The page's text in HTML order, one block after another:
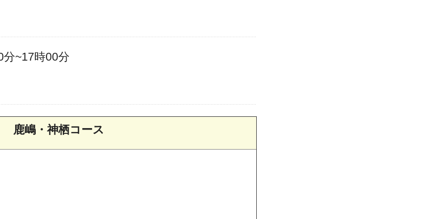
~17時00分
鹿嶋・神栖コース